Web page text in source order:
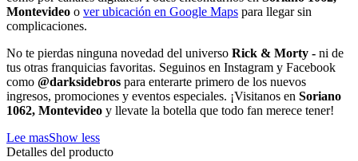
Montevideo o ver ubicación en Google Maps para llegar sin
complicaciones.
No te pierdas ninguna novedad del universo Rick & Morty - ni de
tus otras franquicias favoritas. Seguinos en Instagram y Facebook
como @darksidebros para enterarte primero de los nuevos
ingresos, promociones y eventos especiales. ¡Visitanos en Soriano
1062, Montevideo y llevate la botella que todo fan merece tener!
Lee masShow less
Detalles del producto